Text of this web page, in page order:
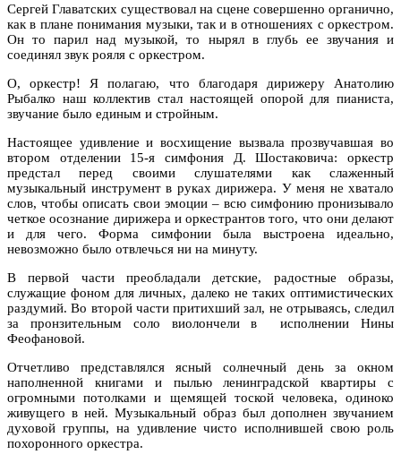
Сергей Главатских существовал на сцене совершенно органично,
как в плане понимания музыки, так и в отношениях с оркестром.
Он то парил над музыкой, то нырял в глубь ее звучания и
соединял звук рояля с оркестром.
О, оркестр! Я полагаю, что благодаря дирижеру Анатолию
Рыбалко наш коллектив стал настоящей опорой для пианиста,
звучание было единым и стройным.
Настоящее удивление и восхищение вызвала прозвучавшая во
втором отделении 15-я симфония Д. Шостаковича: оркестр
предстал перед своими слушателями как слаженный
музыкальный инструмент в руках дирижера. У меня не хватало
слов, чтобы описать свои эмоции – всю симфонию пронизывало
четкое осознание дирижера и оркестрантов того, что они делают
и для чего. Форма симфонии была выстроена идеально,
невозможно было отвлечься ни на минуту.
В первой части преобладали детские, радостные образы,
служащие фоном для личных, далеко не таких оптимистических
раздумий. Во второй части притихший зал, не отрываясь, следил
за пронзительным соло виолончели в исполнении Нины
Феофановой.
Отчетливо представлялся ясный солнечный день за окном
наполненной книгами и пылью ленинградской квартиры с
огромными потолками и щемящей тоской человека, одиноко
живущего в ней. Музыкальный образ был дополнен звучанием
духовой группы, на удивление чисто исполнившей свою роль
похоронного оркестра.